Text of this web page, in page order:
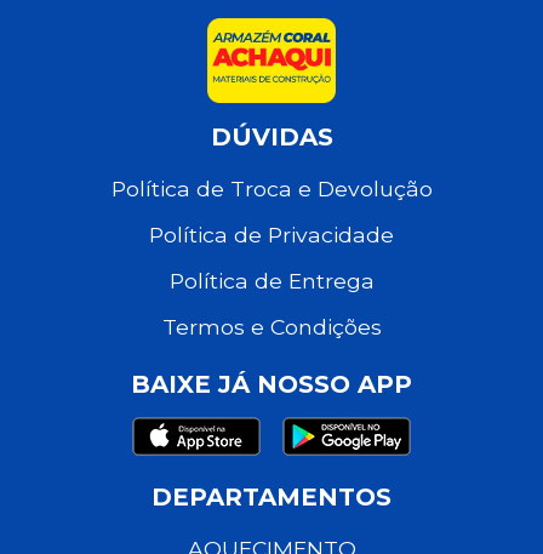
DÚVIDAS
Política de Troca e Devolução
Política de Privacidade
Política de Entrega
Termos e Condições
BAIXE JÁ NOSSO APP
DEPARTAMENTOS
AQUECIMENTO